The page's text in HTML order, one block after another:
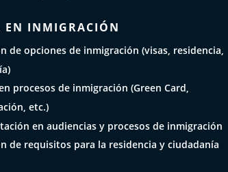
EN INMIGRACIÓN
de opciones de inmigración (visas, residencia,
procesos de inmigración (Green Card,
etc.)
en audiencias y procesos de inmigración
de requisitos para la residencia y ciudadanía